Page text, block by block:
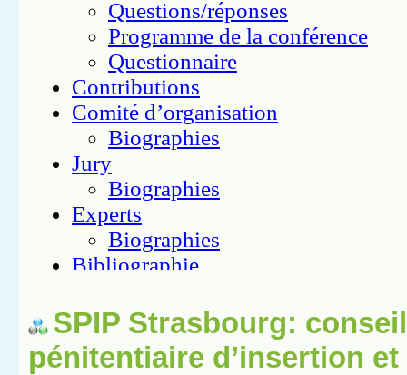
SPIP Strasbourg:
pénitentiaire d’insertion